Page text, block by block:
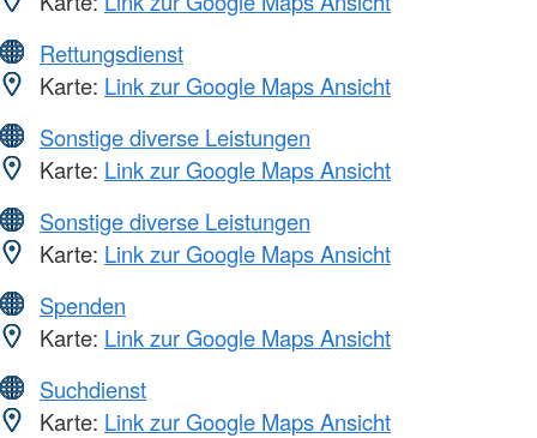
Rettungsdienst
Karte: Link zur Google Maps Ansicht
Sonstige diverse Leistungen
Karte: Link zur Google Maps Ansicht
Sonstige diverse Leistungen
Karte: Link zur Google Maps Ansicht
Spenden
Karte: Link zur Google Maps Ansicht
Suchdienst
Karte: Link zur Google Maps Ansicht